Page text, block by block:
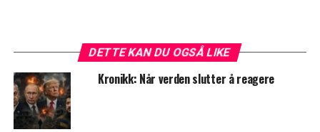
DETTE KAN DU OGSÅ LIKE
Kronikk: Når verden slutter å reagere